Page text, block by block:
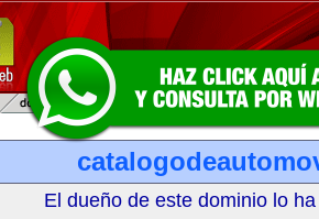
El dueño de este dominio lo